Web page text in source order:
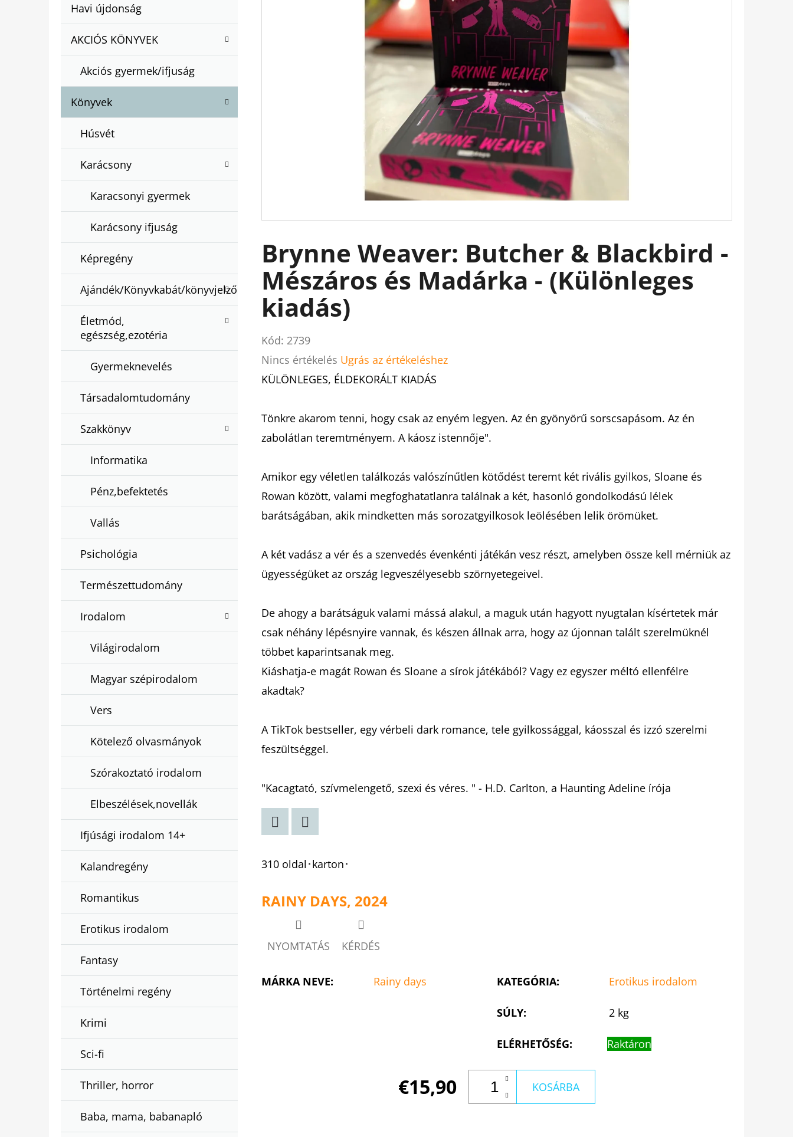
Nátugrása
T
G
R
Á
Havi újdonság
AKCIÓS KÖNYVEK
Akciós gyermek/ifjuság
Könyvek
Húsvét
Karácsony
Karacsonyi gyermek
Karácsony ifjuság
Képregény
Ajándék/Könyvkabát/könyvjelző
Életmód,
egészség,ezotéria
Gyermeknevelés
Társadalomtudomány
Szakkönyv
Informatika
Pénz,befektetés
Vallás
Psichológia
Természettudomány
Irodalom
Világirodalom
Magyar szépirodalom
Vers
Kötelező olvasmányok
Szórakoztató irodalom
Elbeszélések,novellák
Ifjúsági irodalom 14+
Kalandregény
Romantikus
Erotikus irodalom
Fantasy
Történelmi regény
Krimi
Sci-fi
Thriller, horror
Baba, mama, babanapló
Brynne Weaver: Butcher & Blackbird -
Mészáros és Madárka - (Különleges
kiadás)
Kód: 2739
A
termék
értékelése
5-
0,0
csillag.
Nincs értékelés Ugrás az értékeléshez
KÜLÖNLEGES, ÉLDEKORÁLT KIADÁS
Tönkre akarom tenni, hogy csak az enyém legyen. Az én gyönyörű sorscsapásom. Az én
zabolátlan teremtményem. A káosz istennője".
Amikor egy véletlen találkozás valószínűtlen kötődést teremt két rivális gyilkos, Sloane és
Rowan között, valami megfoghatatlanra találnak a két, hasonló gondolkodású lélek
barátságában, akik mindketten más sorozatgyilkosok leölésében lelik örömüket.
A két vadász a vér és a szenvedés évenkénti játékán vesz részt, amelyben össze kell mérniük az
ügyességüket az ország legveszélyesebb szörnyetegeivel.
De ahogy a barátságuk valami mássá alakul, a maguk után hagyott nyugtalan kísértetek már
csak néhány lépésnyire vannak, és készen állnak arra, hogy az újonnan talált szerelmüknél
többet kaparintsanak meg.
Kiáshatja-e magát Rowan és Sloane a sírok játékából? Vagy ez egyszer méltó ellenfélre
akadtak?
A TikTok bestseller, egy vérbeli dark romance, tele gyilkossággal, káosszal és izzó szerelmi
feszültséggel.
"Kacagtató, szívmelengető, szexi és véres. " - H.D. Carlton, a Haunting Adeline írója
310 oldal･karton･
RAINY DAYS, 2024
NYOMTATÁS KÉRDÉS
MÁRKA NEVE: Rainy days KATEGÓRIA: Erotikus irodalom
SÚLY: 2 kg
ELÉRHETŐSÉG: Raktáron
€15,90 KOSÁRBA
BARTOS ERIKA : BOGYÓ ÉS BABÓCA
€12,50
ARISTOTLE ÉS DANTE AZ ÉLET
SODRÁSÁBAN - ARISTOTLE ÉS DANTE 2.
101 GONDOLAT, AMI MEGVÁLTOZTATJA
AZ ÉLETEDET - HOGYAN LEGYÜNK
MENTÁLISAN ERŐSEK, ÉRZELMILEG
KIEGYENSÚLYOZOTTAK BRIANNA WIEST
€15,90